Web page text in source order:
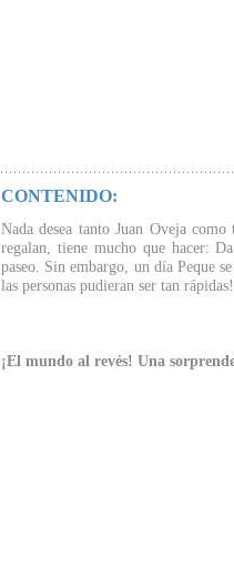
CONTENIDO:
Nada desea tanto Juan Oveja
regalan, tiene mucho que hacer:
paseo. Sin embargo, un día Peque
las personas pudieran ser tan rápidas!
¡El mundo al revés! Una